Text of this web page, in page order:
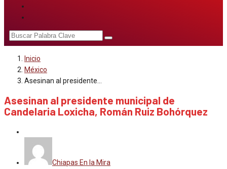
Inicio
México
Asesinan al presidente…
Asesinan al presidente municipal de
Candelaria Loxicha, Román Ruiz Bohórquez
Chiapas En la Mira